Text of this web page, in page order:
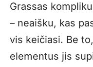
Grassas
– neaišku, kas
vis keičiasi. Be
elementus jis